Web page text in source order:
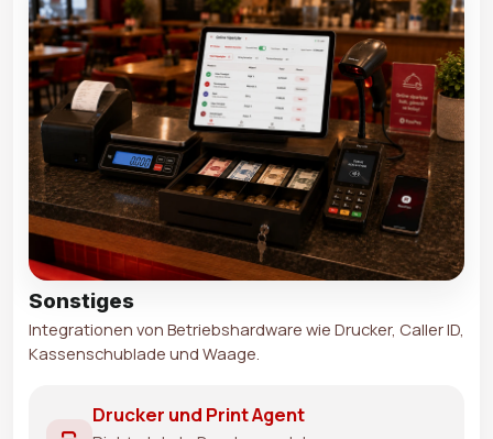
Sonstiges
Integrationen von Betriebshardware wie Drucker, Caller ID,
Kassenschublade und Waage.
Drucker und Print Agent